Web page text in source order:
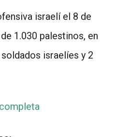
israelí el 8 de
1.030 palestinos, en
israelíes y 2